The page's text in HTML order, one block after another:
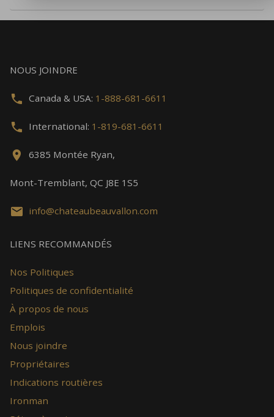
NOUS JOINDRE
Canada & USA: 1-888-681-6611
International: 1-819-681-6611
6385 Montée Ryan,
Mont-Tremblant, QC J8E 1S5
info@chateaubeauvallon.com
LIENS RECOMMANDÉS
Nos Politiques
Politiques de confidentialité
À propos de nous
Emplois
Nous joindre
Propriétaires
Indications routières
Ironman